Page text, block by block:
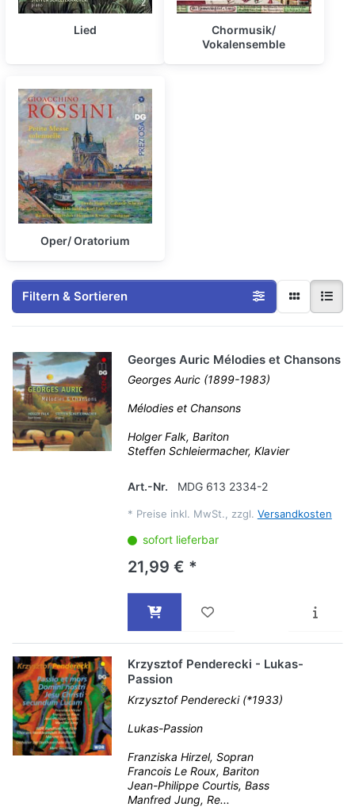
Lied
Chormusik/
Vokalensemble
Oper/ Oratorium
Filtern & Sortieren
Georges Auric Mélodies et Chansons
Georges Auric (1899-1983)
Mélodies et Chansons
Holger Falk, Bariton
Steffen Schleiermacher, Klavier
Art.-Nr. MDG 613 2334-2
* Preise inkl. MwSt., zzgl. Versandkosten
sofort lieferbar
21,99 € *
Krzysztof Penderecki - Lukas-
Passion
Krzysztof Penderecki (*1933)
Lukas-Passion
Franziska Hirzel, Sopran
Francois Le Roux, Bariton
Jean-Philippe Courtis, Bass
Manfred Jung, Re...